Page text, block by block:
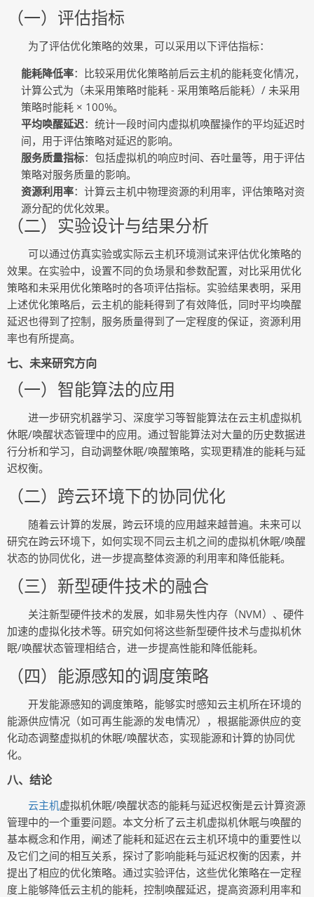
（一）评估指标
为了评估优化策略的效果，可以采用以下评估指标：
能耗降低率：比较采用优化策略前后云主机的能耗变化情况，
计算公式为（未采用策略时能耗 - 采用策略后能耗）/ 未采用
策略时能耗 × 100%。
平均唤醒延迟：统计一段时间内虚拟机唤醒操作的平均延迟时
间，用于评估策略对延迟的影响。
服务质量指标：包括虚拟机的响应时间、吞吐量等，用于评估
策略对服务质量的影响。
资源利用率：计算云主机中物理资源的利用率，评估策略对资
源分配的优化效果。
（二）实验设计与结果分析
可以通过仿真实验或实际云主机环境测试来评估优化策略的
效果。在实验中，设置不同的负场景和参数配置，对比采用优化
策略和未采用优化策略时的各项评估指标。实验结果表明，采用
上述优化策略后，云主机的能耗得到了有效降低，同时平均唤醒
延迟也得到了控制，服务质量得到了一定程度的保证，资源利用
率也有所提高。
七、未来研究方向
（一）智能算法的应用
进一步研究机器学习、深度学习等智能算法在云主机虚拟机
休眠/唤醒状态管理中的应用。通过智能算法对大量的历史数据进
行分析和学习，自动调整休眠/唤醒策略，实现更精准的能耗与延
迟权衡。
（二）跨云环境下的协同优化
随着云计算的发展，跨云环境的应用越来越普遍。未来可以
研究在跨云环境下，如何实现不同云主机之间的虚拟机休眠/唤醒
状态的协同优化，进一步提高整体资源的利用率和降低能耗。
（三）新型硬件技术的融合
关注新型硬件技术的发展，如非易失性内存（NVM）、硬件
加速的虚拟化技术等。研究如何将这些新型硬件技术与虚拟机休
眠/唤醒状态管理相结合，进一步提高性能和降低能耗。
（四）能源感知的调度策略
开发能源感知的调度策略，能够实时感知云主机所在环境的
能源供应情况（如可再生能源的发电情况），根据能源供应的变
化动态调整虚拟机的休眠/唤醒状态，实现能源和计算的协同优
化。
八、结论
云主机虚拟机休眠/唤醒状态的能耗与延迟权衡是云计算资源
管理中的一个重要问题。本文分析了云主机虚拟机休眠与唤醒的
基本概念和作用，阐述了能耗和延迟在云主机环境中的重要性以
及它们之间的相互关系，探讨了影响能耗与延迟权衡的因素，并
提出了相应的优化策略。通过实验评估，这些优化策略在一定程
度上能够降低云主机的能耗，控制唤醒延迟，提高资源利用率和